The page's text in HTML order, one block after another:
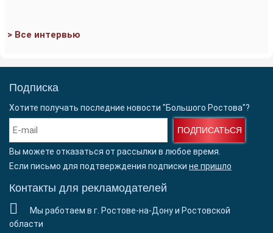
> Все интервью
Подписка
Хотите получать последние новости "Большого Ростова"?
ПОДПИСАТЬСЯ
Вы можете отказаться от рассылки в любое время.
Если письмо для подтверждения подписки не пришло
Контакты для рекламодателей
Мы работаем в г. Ростове-на-Дону и Ростовской
области